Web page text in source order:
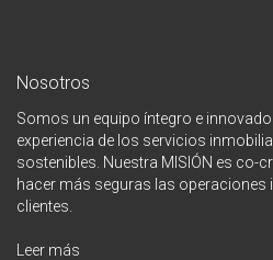
Nosotros
Somos un equipo íntegro e
experiencia de los servicios
sostenibles. Nuestra MISIÓN es co-
hacer más seguras las operaciones
clientes.
Leer más